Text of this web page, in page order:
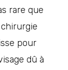
rare que
pour
dû à